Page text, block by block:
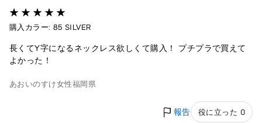
購入カラー: 85 SILVER
長くてY字になるネックレス欲しくて購入！ プチプラで買えて
よかった！
あおいのすけ女性福岡県
報告 役に立った 0